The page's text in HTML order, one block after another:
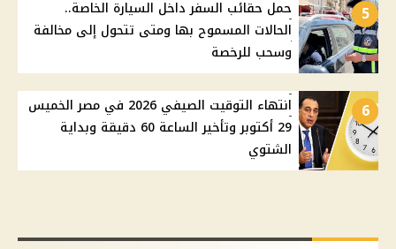
5
حمل حقائب السفر داخل السيارة الخاصة..
الحالات المسموح بها ومتى تتحول إلى مخالفة
وسحب للرخصة
6
انتهاء التوقيت الصيفي 2026 في مصر الخميس
29 أكتوبر وتأخير الساعة 60 دقيقة وبداية
الشتوي